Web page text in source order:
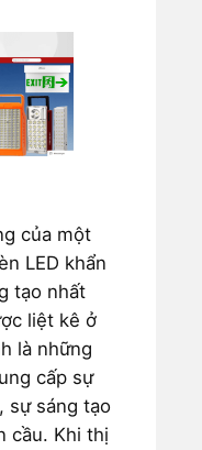
của một
LED khẩn
tạo nhất
liệt kê ở
là những
cấp sự
sự sáng tạo
cầu. Khi thị